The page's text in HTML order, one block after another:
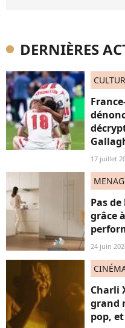
DERNIÈRES
17 juillet
Pas
grâce
24 juin
Charli
grand
pop,